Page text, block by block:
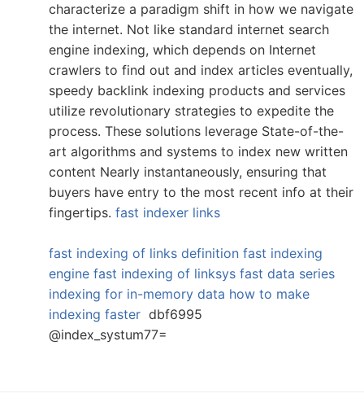
characterize a paradigm shift in how we navigate
the internet. Not like standard internet search
engine indexing, which depends on Internet
crawlers to find out and index articles eventually,
speedy backlink indexing products and services
utilize revolutionary strategies to expedite the
process. These solutions leverage State-of-the-
art algorithms and systems to index new written
content Nearly instantaneously, ensuring that
buyers have entry to the most recent info at their
fingertips. fast indexer links
fast indexing of links definition fast indexing
engine fast indexing of linksys fast data series
indexing for in-memory data how to make
indexing faster dbf6995
@index_systum77=